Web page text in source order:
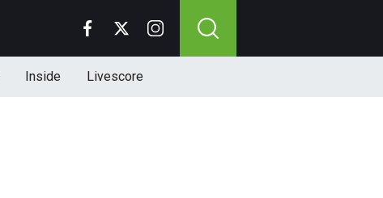
Inside Livescore